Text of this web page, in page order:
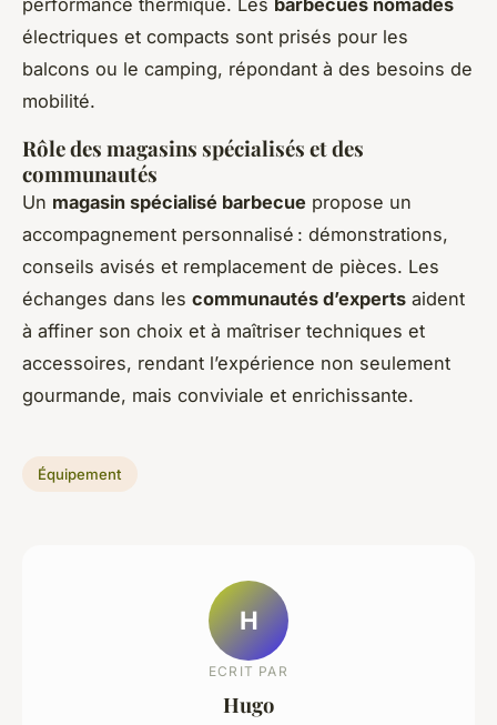
performance thermique. Les barbecues nomades
électriques et compacts sont prisés pour les
balcons ou le camping, répondant à des besoins de
mobilité.
Rôle des magasins spécialisés et des
communautés
Un magasin spécialisé barbecue propose un
accompagnement personnalisé : démonstrations,
conseils avisés et remplacement de pièces. Les
échanges dans les communautés d’experts aident
à affiner son choix et à maîtriser techniques et
accessoires, rendant l’expérience non seulement
gourmande, mais conviviale et enrichissante.
Équipement
H
ECRIT PAR
Hugo